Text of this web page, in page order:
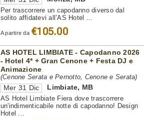
Per trascorrere un capodanno diverso dal
solito affidatevi all’AS Hotel ...
A partire da €105.00
AS HOTEL LIMBIATE - Capodanno 2026
- Hotel 4* + Gran Cenone + Festa DJ e
Animazione
(Cenone Serata e Pernotto, Cenone e Serata)
Mer 31 Dic Limbiate, MB
AS Hotel Limbiate Fiera dove trascorrere
un'indimenticabile notte di capodanno! Design
Hotel ...